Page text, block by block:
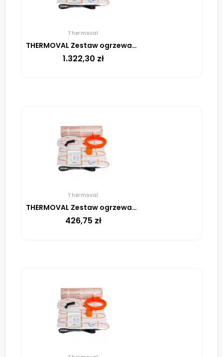
Thermoval
THERMOVAL Zestaw ogrzewania podłogowego – mata TV TO 10m² 170W/m² regulator TT 16 biały
1.322,30 zł
Thermoval
THERMOVAL Zestaw ogrzewania podłogowego – mata TV TO 1,5m² 170W/m² regulator TT 16 biały426,75
426,75 zł